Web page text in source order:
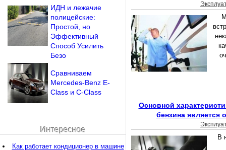
Основной
бензина является
В
ИДН и лежачие
полицейские:
Простой, но
Эффективный
Способ Усилить
Безо
Сравниваем
Mercedes-Benz E-
Class и C-Class
Интересное
Как работает кондиционер в машине